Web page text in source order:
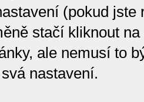
(pokud
stačí kliknout
ale nemusí to
nastavení.